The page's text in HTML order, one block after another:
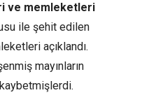
ve memleketleri
ile şehit edilen
açıklandı.
mayınların
kaybetmişlerdi.